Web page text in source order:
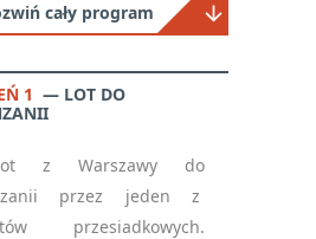
cały program
1
LOT DO
z Warszawy do
przez jeden z
przesiadkowych.